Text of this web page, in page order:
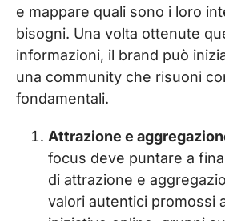
e mappare quali sono i loro
bisogni. Una volta ottenute
informazioni, il brand può
una community che risuoni
fondamentali.
Attrazione e
focus deve puntare a
di attrazione e
valori autentici promossi